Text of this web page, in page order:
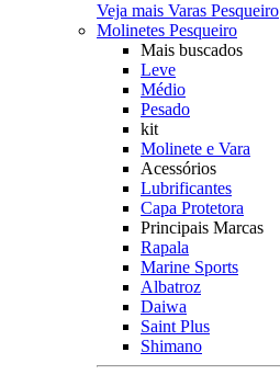
Veja mais Varas Pesqueiro
Molinetes Pesqueiro
Mais buscados
Leve
Médio
Pesado
kit
Molinete e Vara
Acessórios
Lubrificantes
Capa Protetora
Principais Marcas
Rapala
Marine Sports
Albatroz
Daiwa
Saint Plus
Shimano